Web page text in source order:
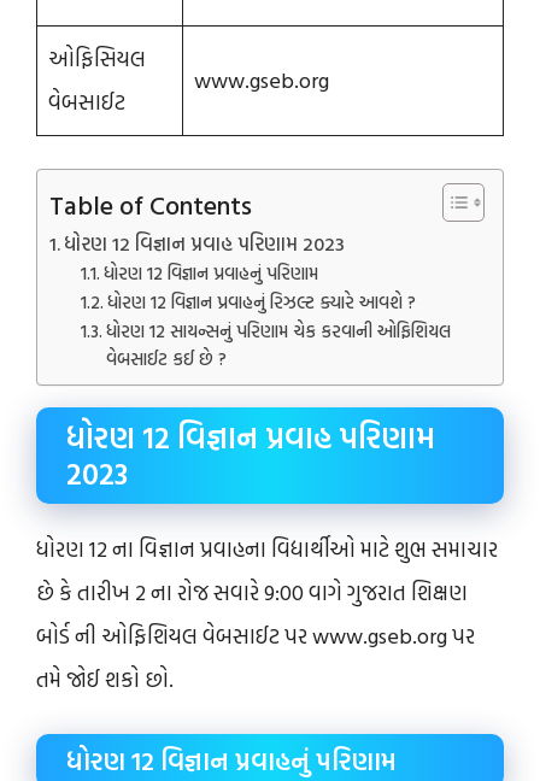
ઓફિસિયલ
વેબસાઈટ
www.gseb.org
Table of Contents
ધોરણ 12 વિજ્ઞાન પ્રવાહ પરિણામ 2023
ધોરણ 12 વિજ્ઞાન પ્રવાહનું પરિણામ
ધોરણ 12 વિજ્ઞાન પ્રવાહનું રિઝલ્ટ ક્યારે આવશે ?
ધોરણ 12 સાયન્સનું પરિણામ ચેક કરવાની ઓફિશિયલ
વેબસાઈટ કઈ છે ?
ધોરણ 12 વિજ્ઞાન પ્રવાહ પરિણામ
2023
ધોરણ 12 ના વિજ્ઞાન પ્રવાહના વિદ્યાર્થીઓ માટે શુભ સમાચાર
છે કે તારીખ 2 ના રોજ સવારે 9:00 વાગે ગુજરાત શિક્ષણ
બોર્ડ ની ઓફિશિયલ વેબસાઈટ પર www.gseb.org પર
તમે જોઈ શકો છો.
ધોરણ 12 વિજ્ઞાન પ્રવાહનું પરિણામ